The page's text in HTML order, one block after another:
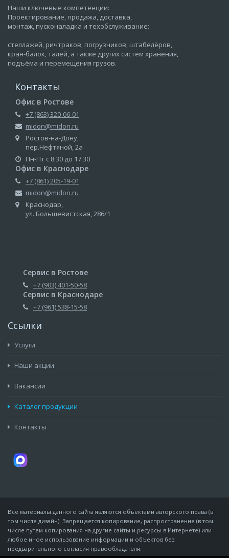
Наши ключевые компетенции:
Проектирование, продажа, доставка,
монтаж, пусконаладка и техобслуживание:
стеллажей, ричтраков, погрузчиков, штабелёров,
кран-балок, талей, а также других систем хранения,
подъёма и перемещения грузов.
Контакты
Офис в Ростове
+7 (863) 320-06-01
midon@midon.ru
Ростов-на-Дону,
пер.Нефтяной, 2а
Пн-Пт с 8:30 до 17:30
Офис в Краснодаре
+7 (861) 205-19-01
midon@midon.ru
Краснодар,
ул. Большевистская, 286/1
Сервис в Ростове
+7 (903) 401-50-58
Сервис в Краснодаре
+7 (961) 538-15-58
Ссылки
Услуги
Наши акции
Вакансии
Каталог продукции
Контакты
Все материалы данного сайта являются объектами авторского права (в
том числе дизайн). Запрещается копирование, распространение (в том
числе путем копирования на другие сайты и ресурсы в Интернете) или
любое иное использование информации и объектов без
предварительного согласия правообладателя.